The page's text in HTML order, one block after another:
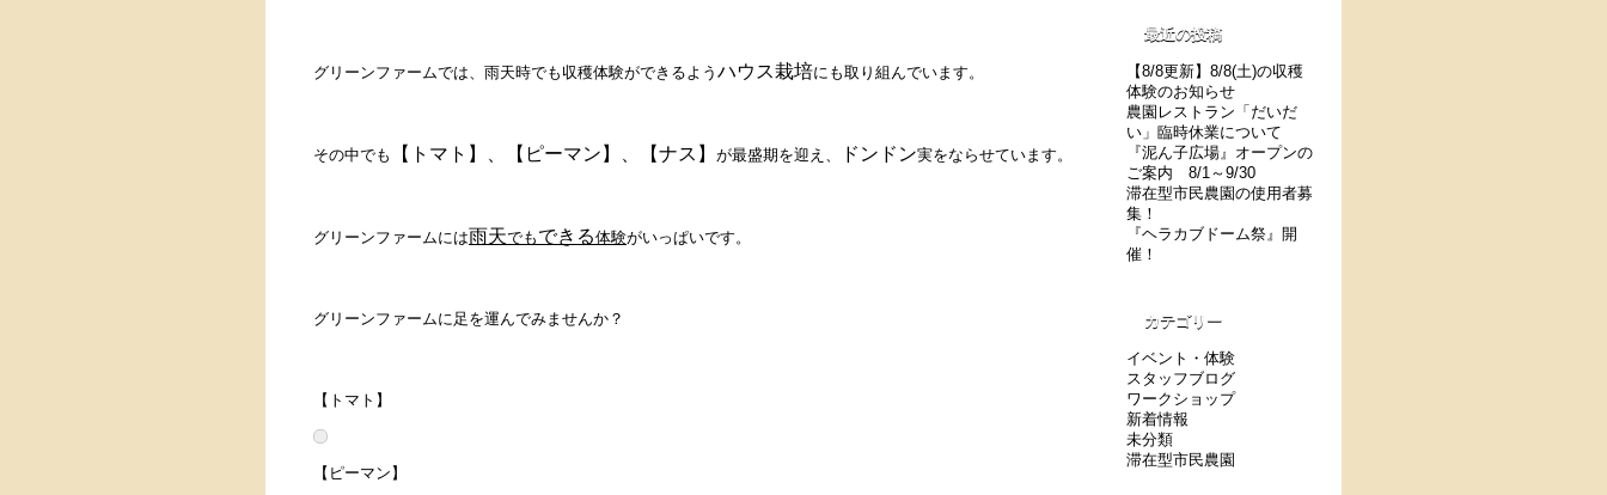
グリーンファームでは、雨天時でも収穫体験ができるよう ハウス栽培にも取り組んでいます。
その中でも 【トマト】、【ピーマン】、【ナス】 が最盛期を迎え、 ドンドン実をならせています。
グリーンファームには雨天でも できる体験がいっぱいです。
グリーンファームに足を運んでみませんか？
【トマト】
【ピーマン】
最近の投稿
【8/8更新】8/8(土)の収穫
体験のお知らせ
農園レストラン「だいだ
い」臨時休業について
『泥ん子広場』オープンの
ご案内 8/1～9/30
滞在型市民農園の使用者募
集！
『ヘラカブドーム祭』開
催！
カテゴリー
イベント・体験
スタッフブログ
ワークショップ
新着情報
未分類
滞在型市民農園